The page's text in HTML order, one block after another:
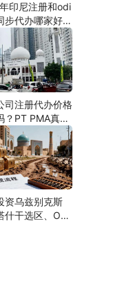
印尼注册和odi
步代办哪家好？
择指南
司注册代办价格
？PT PMA真实
解与防坑指南
资乌兹别克斯
什干选区、ODI